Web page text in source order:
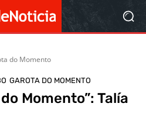
do Momento
GAROTA DO MOMENTO
Momento”: Talía